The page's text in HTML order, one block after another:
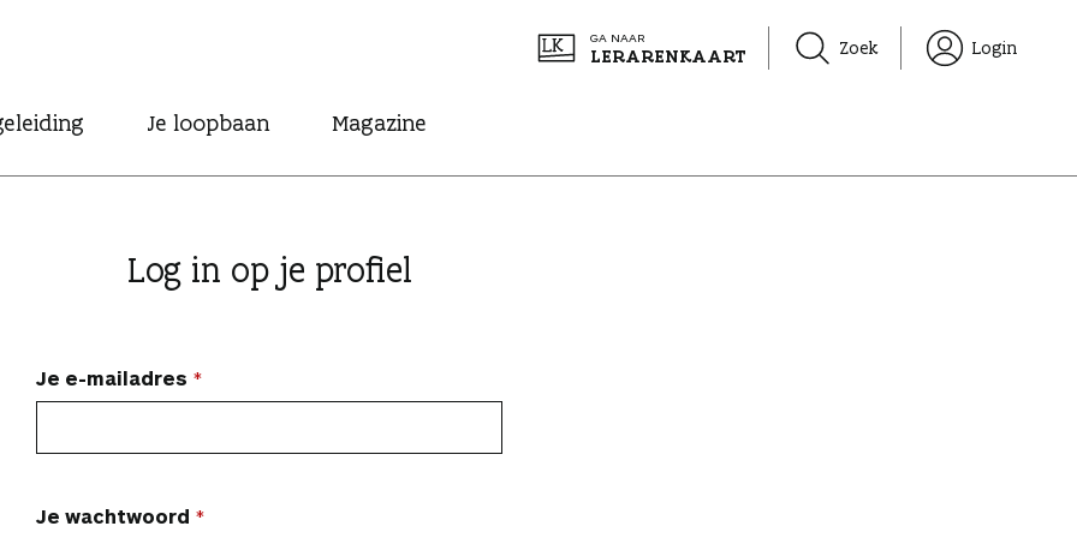
GA NAAR
LERARENKAART Zoek Login
Je loopbaan Magazine
Log in op je profiel
Je e-mailadres
Je wachtwoord